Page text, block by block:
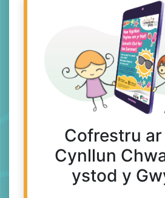
Cofrestru
Cynllun
ystod y